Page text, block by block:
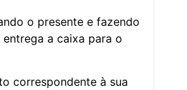
o presente e fazendo
a caixa para o
correspondente à sua